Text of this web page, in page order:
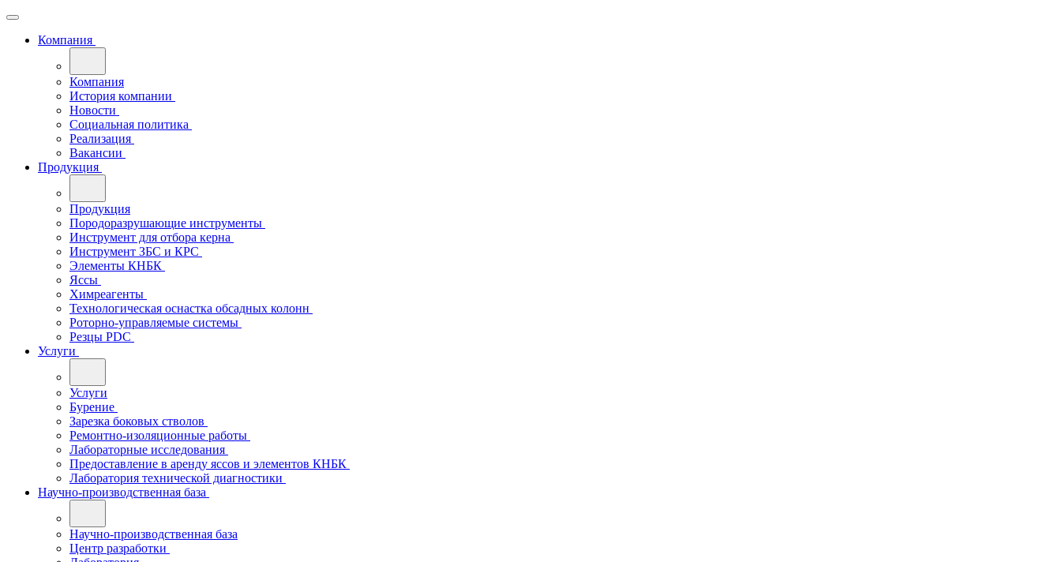
Компания
Компания
История компании
Новости
Социальная политика
Реализация
Вакансии
Продукция
Продукция
Породоразрушающие инструменты
Инструмент для отбора керна
Инструмент ЗБС и КРС
Элементы КНБК
Яссы
Химреагенты
Технологическая оснастка обсадных колонн
Роторно-управляемые системы
Резцы PDC
Услуги
Услуги
Бурение
Зарезка боковых стволов
Ремонтно-изоляционные работы
Лабораторные исследования
Предоставление в аренду яссов и элементов КНБК
Лаборатория технической диагностики
Научно-производственная база
Научно-производственная база
Центр разработки